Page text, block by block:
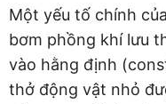
Một yếu tố chính
bơm phồng khí lưu
vào hằng định
thở động vật nhỏ